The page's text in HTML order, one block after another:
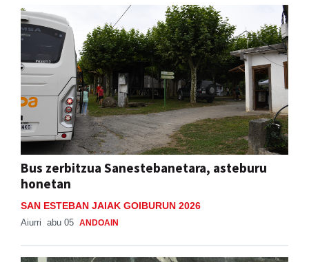
Bus zerbitzua Sanestebanetara, asteburu
honetan
SAN ESTEBAN JAIAK GOIBURUN 2026
Aiurri abu 05 ANDOAIN